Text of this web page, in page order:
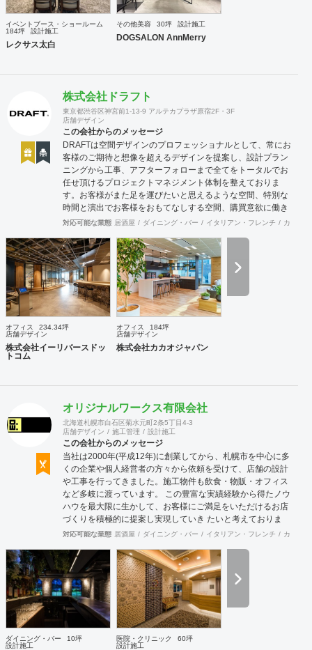
イベントブース・ショールーム
184坪
設計施工
レクサス太白
その他美容 30坪 設計施工
DOGSALON AnnMerry
株式会社ドラフト
東京都渋谷区神宮前1-13-9 アルテカプラザ原宿2F・3F
店舗デザイン
この会社からのメッセージ
DRAFTは空間デザインのプロフェッショナルとして、常にお
客様のご期待と想像を超えるデザインを提案し、設計プラン
ニングから工事、アフターフォローまで全てをトータルでお
任せ頂けるプロジェクトマネジメント体制を整えておりま
す。お客様がまた足を運びたいと思えるような空間、特別な
時間と演出でお客様をおもてなしする空間、購買意欲に働き
かけるレイアウトとVMD、ブランド力を高める空間演出な
持っております。 ご希望されるイメージ、コストに関する不
安要素、 新規オープン、移転・改装に関するスケジュール、
ほか不明点など、まずはお気軽にお問い合わせください。
対応可能な業態 居酒屋 ダイニング・バー イタリアン・フレンチ カフェ
オフィス
234.34坪
店舗デザイン
株式会社イーリバースドッ
トコム
オフィス
184坪
店舗デザイン
株式会社カカオジャパン
オリジナルワークス有限会社
北海道札幌市白石区菊水元町2条5丁目4-3
店舗デザイン
施工管理 設計施工
この会社からのメッセージ
当社は2000年(平成12年)に創業してから、札幌市を中心に多
くの企業や個人経営者の方々から依頼を受けて、店舗の設計
や工事を行ってきました。施工物件も飲食・物販・オフィス
など多岐に渡っています。 この豊富な実績経験から得たノウ
ハウを最大限に生かして、お客様にご満足をいただけるお店
づくりを積極的に提案し実現していき たいと考えておりま
す。今後とも宜しくお願い致します。
対応可能な業態 居酒屋 ダイニング・バー イタリアン・フレンチ カフェ
ダイニング・バー
10坪
設計施工
医院・クリニック
60坪
設計施工